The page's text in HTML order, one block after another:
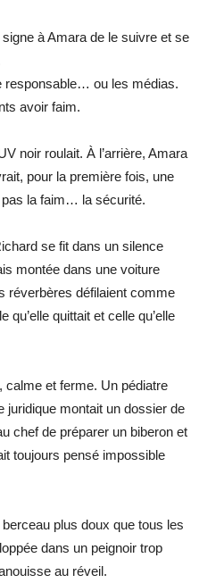
à Amara de le suivre et se
responsable… ou les médias.
avoir faim.
noir roulait. À l’arrière, Amara
pour la première fois, une
pas la faim… la sécurité.
se fit dans un silence
montée dans une voiture
réverbères défilaient comme
quittait et celle qu’elle
calme et ferme. Un pédiatre
juridique montait un dossier de
chef de préparer un biberon et
toujours pensé impossible
plus doux que tous les
dans un peignoir trop
au réveil.